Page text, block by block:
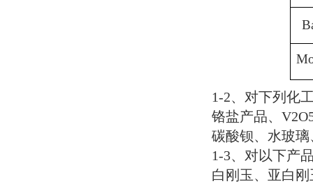
1-2、对下列化
铬盐产品、
碳酸钡、水玻
1-3、对以下产
白刚玉、亚白